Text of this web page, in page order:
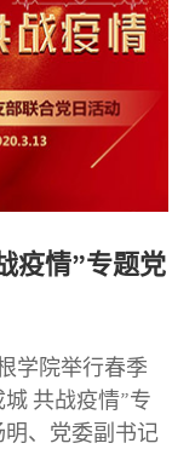
疫情”专题党
学院举行春季
共战疫情”专
、党委副书记